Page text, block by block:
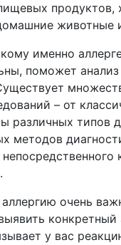
продуктов,
животные
именно
поможет анализ
– от
различных типов
методов
очень
конкретный
у вас